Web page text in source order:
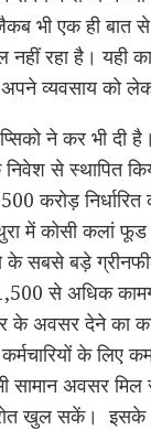
भी एक ही
नहीं रहा है। यही
व्यवसाय को
ने कर भी दी
से स्थापित
करोड़ निर्धारित
में कोसी कलां फूड
के सबसे बड़े
से अधिक
के अवसर देने का
कर्मचारियों के
सामान अवसर
खुल सकें। इसके